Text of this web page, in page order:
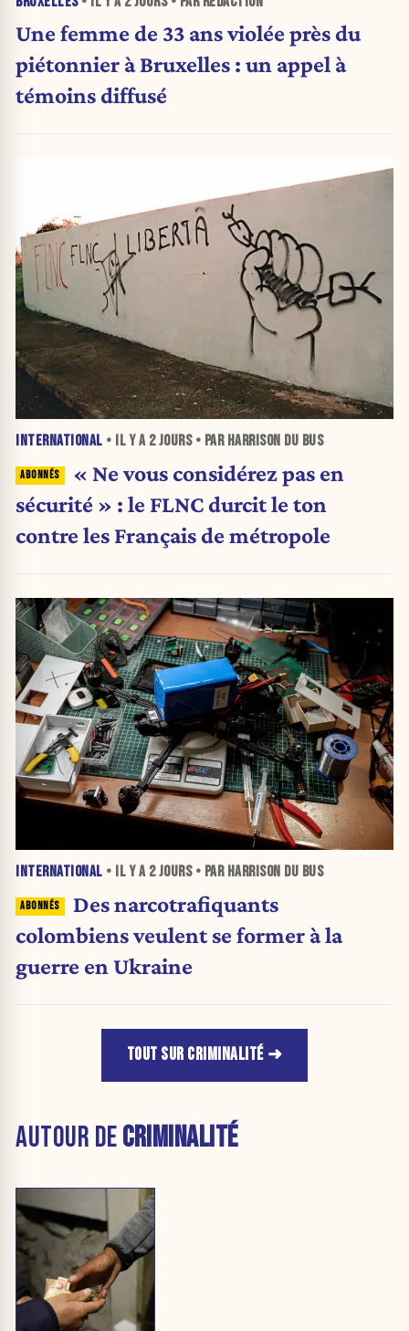
Une femme de 33 ans violée près du
piétonnier à Bruxelles : un appel à
témoins diffusé
INTERNATIONAL • IL Y A 2 JOURS• PAR HARRISON DU BUS
« Ne vous considérez pas en
sécurité » : le FLNC durcit le ton
contre les Français de métropole
INTERNATIONAL • IL Y A 2 JOURS• PAR HARRISON DU BUS
Des narcotrafiquants
colombiens veulent se former à la
guerre en Ukraine
TOUT SUR CRIMINALITÉ
AUTOUR DECRIMINALITÉ